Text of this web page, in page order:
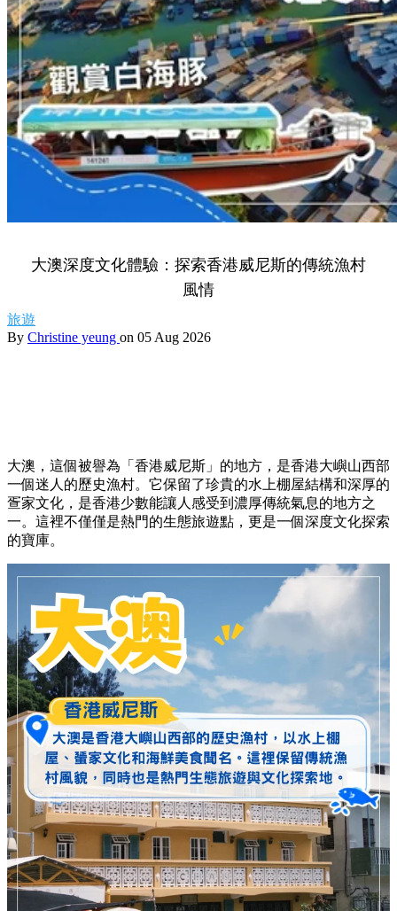
大澳深度文化體驗：探索香港威尼斯的傳統漁村
風情
旅遊
By Christine yeung on 05 Aug 2026
大澳， 這個被譽為「香港威尼斯」的地方， 是香港大嶼山西部
一個迷人的歷史漁村。 它保留了珍貴的水上棚屋結構和深厚的
疍家文化， 是香港少數能讓人感受到濃厚傳統氣息的地方之
一。 這裡不僅僅是熱門的生態旅遊點， 更是一個深度文化探索
的寶庫。